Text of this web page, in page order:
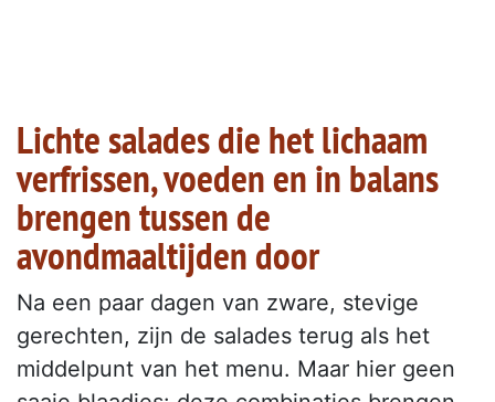
Lichte salades die het lichaam
verfrissen, voeden en in balans
brengen tussen de
avondmaaltijden door
Na een paar dagen van zware, stevige
gerechten, zijn de salades terug als het
middelpunt van het menu. Maar hier geen